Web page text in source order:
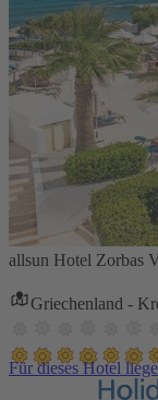
allsun Hotel Zorbas
Griechenland -
Für dieses Hotel